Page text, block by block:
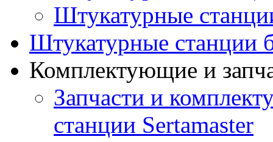
Штукатурные
Штукатурные станции
Комплектующие и
Запчасти и
станции Sertamaster